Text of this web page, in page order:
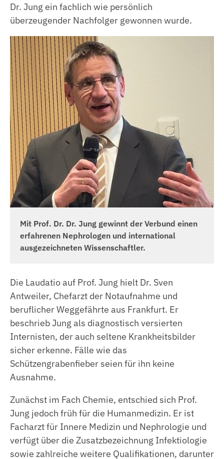
Dr. Jung ein fachlich wie persönlich
überzeugender Nachfolger gewonnen wurde.
Mit Prof. Dr. Dr. Jung gewinnt der Verbund einen
erfahrenen Nephrologen und international
ausgezeichneten Wissenschaftler.
Die Laudatio auf Prof. Jung hielt Dr. Sven
Antweiler, Chefarzt der Notaufnahme und
beruflicher Weggefährte aus Frankfurt. Er
beschrieb Jung als diagnostisch versierten
Internisten, der auch seltene Krankheitsbilder
sicher erkenne. Fälle wie das
Schützengrabenfieber seien für ihn keine
Ausnahme.
Zunächst im Fach Chemie, entschied sich Prof.
Jung jedoch früh für die Humanmedizin. Er ist
Facharzt für Innere Medizin und Nephrologie und
verfügt über die Zusatzbezeichnung Infektiologie
sowie zahlreiche weitere Qualifikationen, darunter